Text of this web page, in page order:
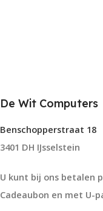
De Wit Computers
Benschopperstraat 18
3401 DH IJsselstein
U kunt bij ons betalen
Cadeaubon en met U-